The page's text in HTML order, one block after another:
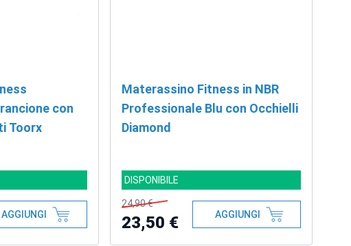
con
Toorx
AGGIUNGI
Materassino Fitness in NBR
Professionale Blu con Occhielli
Diamond
DISPONIBILE
24,90 €
23,50 € AGGIUNGI